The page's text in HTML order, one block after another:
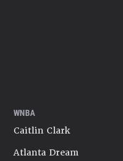
WNBA
Caitlin Clark
Atlanta Dream